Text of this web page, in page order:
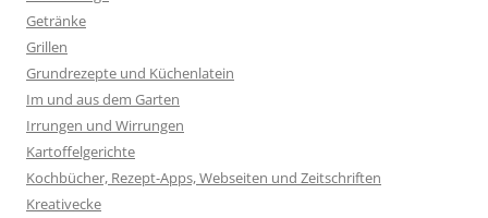
Getränke
Grillen
Grundrezepte und Küchenlatein
Im und aus dem Garten
Irrungen und Wirrungen
Kartoffelgerichte
Kochbücher, Rezept-Apps, Webseiten und Zeitschriften
Kreativecke